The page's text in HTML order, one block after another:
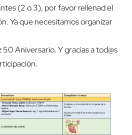
(2 o 3), por favor rellenad el
Ya que necesitamos organizar
50 Aniversario. Y gracias a tod@s